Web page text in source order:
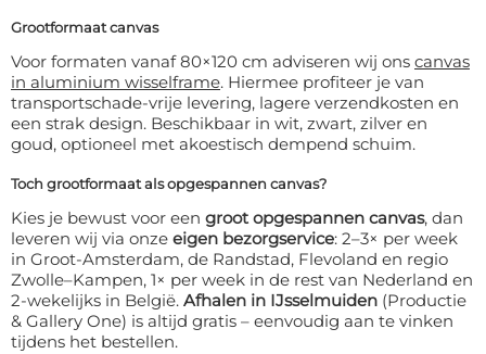
Grootformaat canvas
Voor formaten vanaf 80×120 cm adviseren wij ons canvas
in aluminium wisselframe. Hiermee profiteer je van
transportschade-vrije levering, lagere verzendkosten en
een strak design. Beschikbaar in wit, zwart, zilver en
goud, optioneel met akoestisch dempend schuim.
Toch grootformaat als opgespannen canvas?
Kies je bewust voor een groot opgespannen canvas, dan
leveren wij via onze eigen bezorgservice: 2–3× per week
in Groot-Amsterdam, de Randstad, Flevoland en regio
Zwolle–Kampen, 1× per week in de rest van Nederland en
2-wekelijks in België. Afhalen in IJsselmuiden (Productie
& Gallery One) is altijd gratis – eenvoudig aan te vinken
tijdens het bestellen.